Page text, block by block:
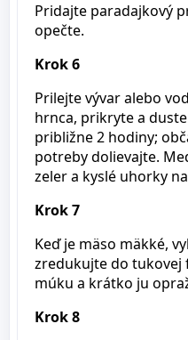
Pridajte paradajkový
opečte.
Krok 6
Prilejte vývar alebo
hrnca, prikryte a
približne 2 hodiny;
potreby dolievajte.
zeler a kyslé uhorky
Krok 7
Keď je mäso mäkké,
zredukujte do tukovej
múku a krátko ju
Krok 8